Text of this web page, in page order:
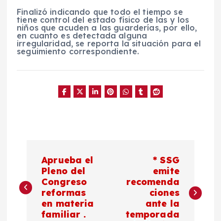
Finalizó indicando que todo el tiempo se
tiene control del estado físico de las y los
niños que acuden a las guarderías, por ello,
en cuanto es detectada alguna
irregularidad, se reporta la situación para el
seguimiento correspondiente.
a
v
Aprueba el
Pleno del
Congreso
reformas
en materia
familiar .
* SSG
emite
recomenda
ciones
ante la
temporada